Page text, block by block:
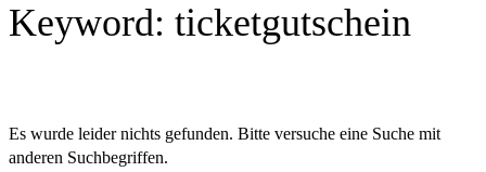
Keyword: ticketgutschein
Es wurde leider nichts gefunden. Bitte versuche eine Suche mit
anderen Suchbegriffen.